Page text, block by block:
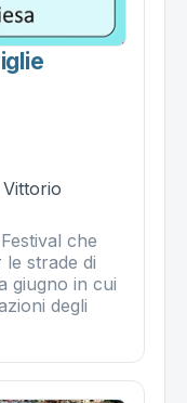
che
strade di
giugno in cui
degli